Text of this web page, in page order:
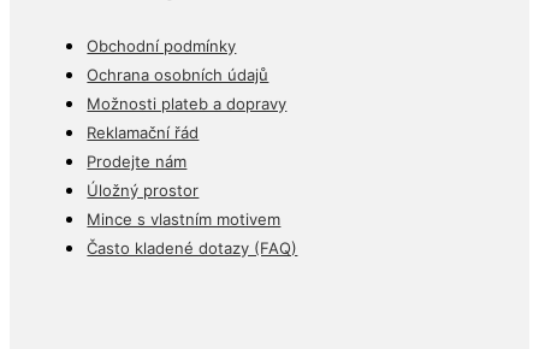
Ochrana osobních údajů
Možnosti plateb a dopravy
Reklamační řád
Prodejte nám
Úložný prostor
Mince s vlastním motivem
Často kladené dotazy (FAQ)